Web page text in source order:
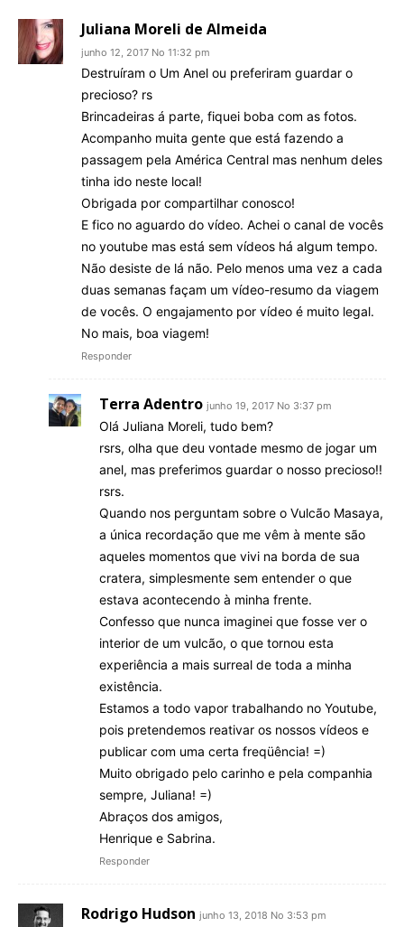
Juliana Moreli de Almeida
junho 12, 2017 No 11:32 pm
Destruíram o Um Anel ou preferiram guardar o
precioso? rs
Brincadeiras á parte, fiquei boba com as fotos.
Acompanho muita gente que está fazendo a
passagem pela América Central mas nenhum deles
tinha ido neste local!
Obrigada por compartilhar conosco!
E fico no aguardo do vídeo. Achei o canal de vocês
no youtube mas está sem vídeos há algum tempo.
Não desiste de lá não. Pelo menos uma vez a cada
duas semanas façam um vídeo-resumo da viagem
de vocês. O engajamento por vídeo é muito legal.
No mais, boa viagem!
Responder
Terra Adentro junho 19, 2017 No 3:37 pm
Olá Juliana Moreli, tudo bem?
rsrs, olha que deu vontade mesmo de jogar um
anel, mas preferimos guardar o nosso precioso!!
rsrs.
Quando nos perguntam sobre o Vulcão Masaya,
a única recordação que me vêm à mente são
aqueles momentos que vivi na borda de sua
cratera, simplesmente sem entender o que
estava acontecendo à minha frente.
Confesso que nunca imaginei que fosse ver o
interior de um vulcão, o que tornou esta
experiência a mais surreal de toda a minha
existência.
Estamos a todo vapor trabalhando no Youtube,
pois pretendemos reativar os nossos vídeos e
publicar com uma certa freqüência! =)
Muito obrigado pelo carinho e pela companhia
sempre, Juliana! =)
Abraços dos amigos,
Henrique e Sabrina.
Responder
Rodrigo Hudson junho 13, 2018 No 3:53 pm